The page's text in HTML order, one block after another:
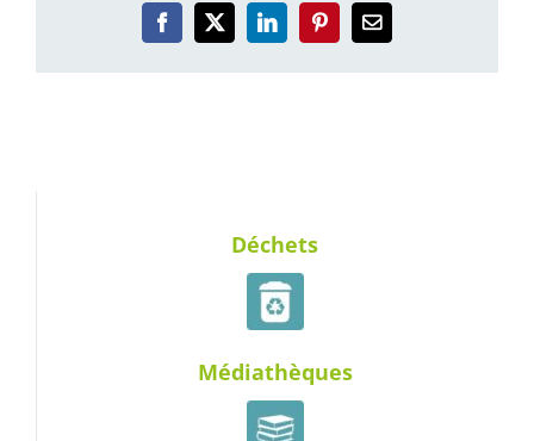
Facebook
X LinkedInPinterestEmail
Déchets
Médiathèques